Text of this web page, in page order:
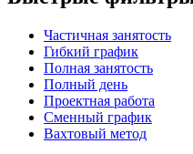
Частичная занятость
Гибкий график
Полная занятость
Полный день
Проектная работа
Сменный график
Вахтовый метод